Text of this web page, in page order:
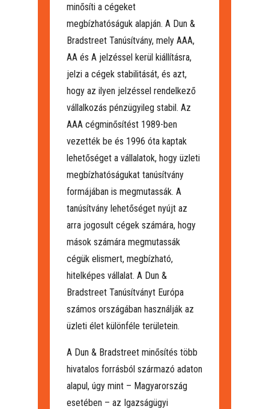
minősíti a cégeket
megbízhatóságuk alapján. A Dun &
Bradstreet Tanúsítvány, mely AAA,
AA és A jelzéssel kerül kiállításra,
jelzi a cégek stabilitását, és azt,
hogy az ilyen jelzéssel rendelkező
vállalkozás pénzügyileg stabil. Az
AAA cégminősítést 1989-ben
vezették be és 1996 óta kaptak
lehetőséget a vállalatok, hogy üzleti
megbízhatóságukat tanúsítvány
formájában is megmutassák. A
tanúsítvány lehetőséget nyújt az
arra jogosult cégek számára, hogy
mások számára megmutassák
cégük elismert, megbízható,
hitelképes vállalat. A Dun &
Bradstreet Tanúsítványt Európa
számos országában használják az
üzleti élet különféle területein.
A Dun & Bradstreet minősítés több
hivatalos forrásból származó adaton
alapul, úgy mint – Magyarország
esetében – az Igazságügyi